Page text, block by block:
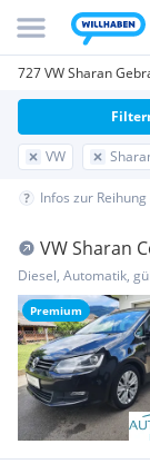
727 VW Sharan
VW
Infos zur
Premium
VW Sharan
Diesel, Automatik,